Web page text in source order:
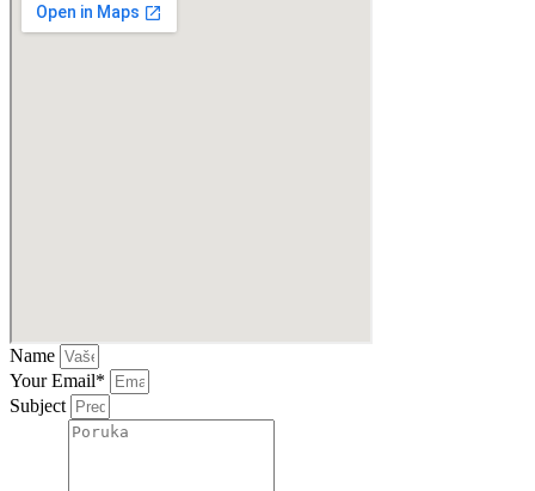
Name
Your Email*
Subject